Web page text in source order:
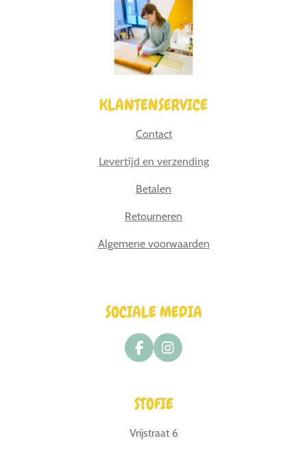
KLANTENSERVICE
Contact
Levertijd en verzending
Betalen
Retourneren
Algemene voorwaarden
SOCIALE MEDIA
F
a
b
o
I
n
a
r
STOFIE
Vrijstraat 6